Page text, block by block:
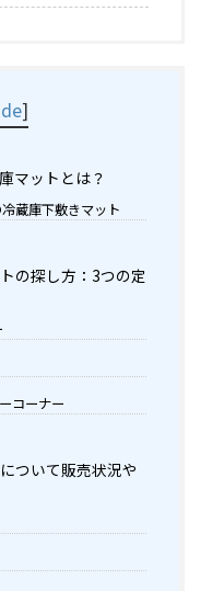
]
マットとは？
蔵庫下敷きマット
の探し方：3つの定
コーナー
ついて販売状況や